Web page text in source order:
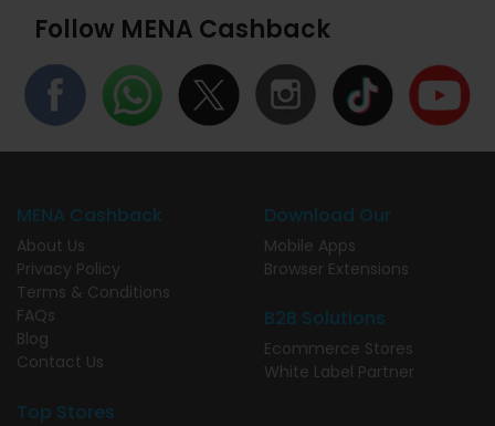
Follow MENA Cashback
MENA Cashback
About Us
Privacy Policy
Terms & Conditions
FAQs
Blog
Contact Us
Download Our
Mobile Apps
Browser Extensions
B2B Solutions
Ecommerce Stores
White Label Partner
Top Stores